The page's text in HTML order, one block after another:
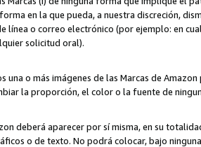
en la que pueda, a nuestra discreción,
línea o correo electrónico (por ejemplo: en
solicitud oral).
una o más imágenes de las Marcas de
la proporción, el color o la fuente de
deberá aparecer por sí misma, en su
o de texto. No podrá colocar, bajo